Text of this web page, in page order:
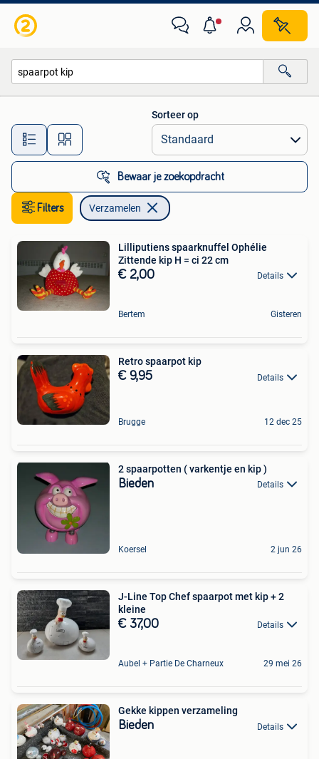
Alle afstanden…
Sorteer op
Bewaar je zoekopdracht
Filters Verzamelen
Lilliputiens spaarknuffel Ophélie
Zittende kip H = ci 22 cm
€ 2,00 Details
Bertem Gisteren
Retro spaarpot kip
€ 9,95 Details
Brugge 12 dec 25
2 spaarpotten ( varkentje en kip )
Bieden Details
Koersel 2 jun 26
J-Line Top Chef spaarpot met kip + 2
kleine
€ 37,00 Details
Aubel + Partie De Charneux 29 mei 26
Gekke kippen verzameling
Bieden Details